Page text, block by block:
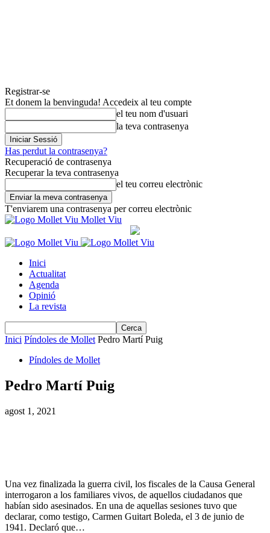
Registrar-se
Et donem la benvinguda! Accedeix al teu compte
el teu nom d'usuari
la teva contrasenya
Has perdut la contrasenya?
Recuperació de contrasenya
Recuperar la teva contrasenya
el teu correu electrònic
T'enviarem una contrasenya per correu electrònic
Mollet Viu
Inici
Actualitat
Agenda
Opinió
La revista
Inici Píndoles de Mollet Pedro Martí Puig
Píndoles de Mollet
Pedro Martí Puig
agost 1, 2021
Una vez finalizada la guerra civil, los fiscales de la Causa General
interrogaron a los familiares vivos, de aquellos ciudadanos que
habían sido asesinados. En una de aquellas sesiones tuvo que
declarar, como testigo, Carmen Guitart Boleda, el 3 de junio de
1941. Declaró que…